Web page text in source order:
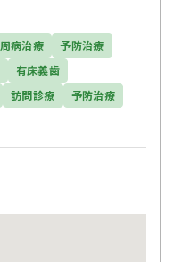
病治療
予防治療
有床義歯
訪問診療
予防治療